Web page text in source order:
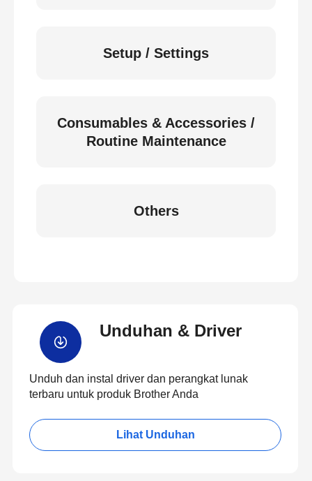
Setup / Settings
Consumables & Accessories /
Routine Maintenance
Others
Unduhan & Driver
Unduh dan instal driver dan perangkat lunak
terbaru untuk produk Brother Anda
Lihat Unduhan